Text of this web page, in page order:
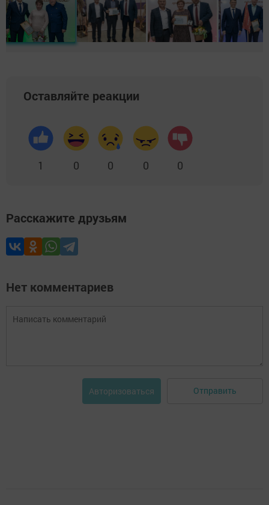
Оставляйте реакции
1 0 0 0 0
Расскажите друзьям
Нет комментариев
Авторизоваться Отправить